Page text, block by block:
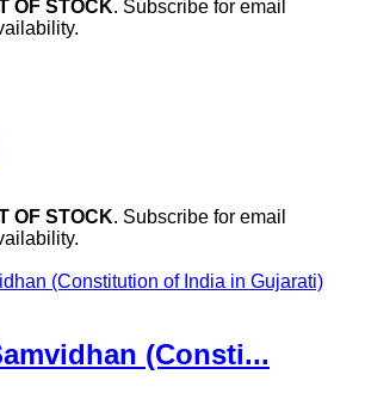
OF STOCK. Subscribe for email
OF STOCK. Subscribe for email
(Consti...